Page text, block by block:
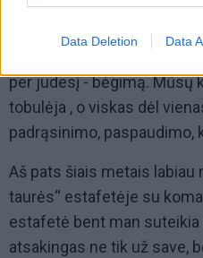
Data Deletion Data
Į sekmadienines mano
per judesį - bėgimą. Mūsų
tobulėja , o viskas dėl
padrąsinimo, paspaudimo,
Aš pats šiais metais labiau
taurės“ estafetėje su
estafetė bent man
atsakingas ne tik už save,